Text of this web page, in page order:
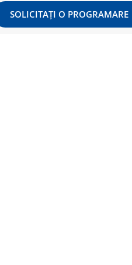
SOLICITAȚI O PROGRAMARE